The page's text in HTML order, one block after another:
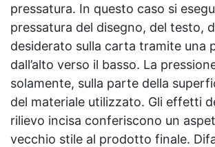
pressatura. In questo caso si
pressatura del disegno, del testo,
desiderato sulla carta tramite una
dall’alto verso il basso. La
solamente, sulla parte della
del materiale utilizzato. Gli effetti
rilievo incisa conferiscono un
vecchio stile al prodotto finale.